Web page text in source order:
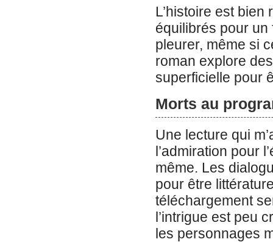
L’histoire est
équilibrés pour un
pleurer, même si
roman explore
superficielle pour
Morts au
Une lecture qui
l’admiration pour
même. Les
pour être
téléchargement
l’intrigue est peu
les personnages